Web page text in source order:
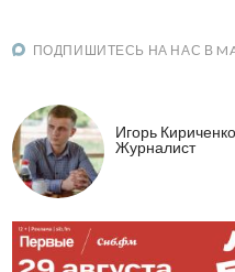
ПОДПИШИТЕСЬ НА НАС В
Игорь Кириченко
Журналист